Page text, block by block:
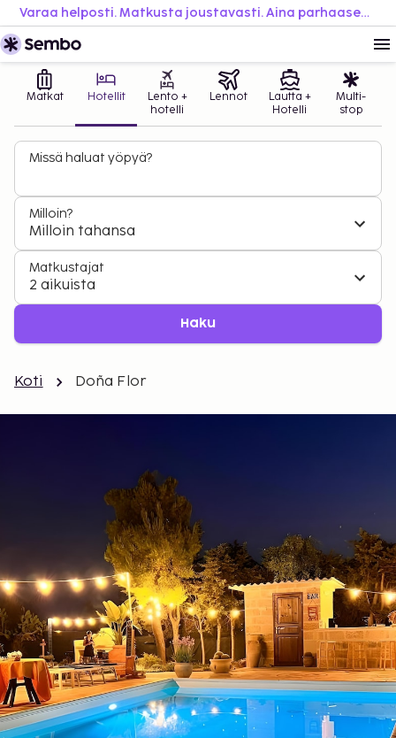
Varaa helposti. Matkusta joustavasti. Aina parhaaseen hintaan.
Matkat Hotellit
Lento +
hotelli
Lennot
Lautta +
Hotelli
Multi-
stop
Missä haluat yöpyä?
Milloin?
Milloin tahansa
Matkustajat
2 aikuista
Haku
Koti Doña Flor